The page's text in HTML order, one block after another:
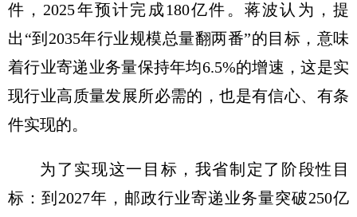
件，2025年预计完成180亿件。蒋波认为，提
出“到2035年行业规模总量翻两番”的目标，意味
着行业寄递业务量保持年均6.5%的增速，这是实
现行业高质量发展所必需的，也是有信心、有条
件实现的。
为了实现这一目标，我省制定了阶段性目
标：到2027年，邮政行业寄递业务量突破250亿